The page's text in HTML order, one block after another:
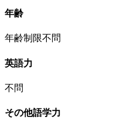
年齢
年齢制限不問
英語力
不問
その他語学力